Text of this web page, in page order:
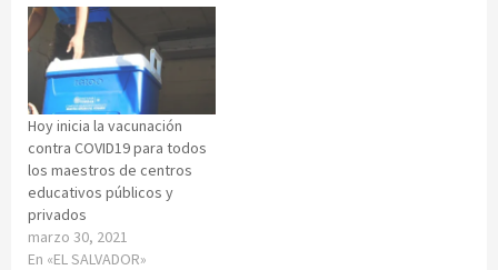
Hoy inicia la vacunación
contra COVID19 para todos
los maestros de centros
educativos públicos y
privados
marzo 30, 2021
En «EL SALVADOR»